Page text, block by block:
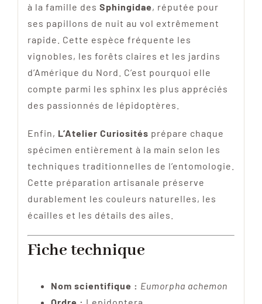
à la famille des Sphingidae, réputée pour
ses papillons de nuit au vol extrêmement
rapide. Cette espèce fréquente les
vignobles, les forêts claires et les jardins
d’Amérique du Nord. C’est pourquoi elle
compte parmi les sphinx les plus appréciés
des passionnés de lépidoptères.
Enfin, L’Atelier Curiosités prépare chaque
spécimen entièrement à la main selon les
techniques traditionnelles de l’entomologie.
Cette préparation artisanale préserve
durablement les couleurs naturelles, les
écailles et les détails des ailes.
Fiche technique
Nom scientifique : Eumorpha achemon
Ordre : Lepidoptera